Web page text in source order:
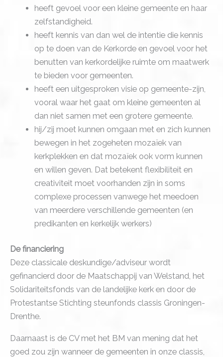
heeft gevoel voor een kleine gemeente en haar
zelfstandigheid.
heeft kennis van dan wel de intentie die kennis
op te doen van de Kerkorde en gevoel voor het
benutten van kerkordelijke ruimte om maatwerk
te bieden voor gemeenten.
heeft een uitgesproken visie op gemeente-zijn,
vooral waar het gaat om kleine gemeenten al
dan niet samen met een grotere gemeente.
hij/zij moet kunnen omgaan met en zich kunnen
bewegen in het zogeheten mozaïek van
kerkplekken en dat mozaïek ook vorm kunnen
en willen geven. Dat betekent flexibiliteit en
creativiteit moet voorhanden zijn in soms
complexe processen vanwege het meedoen
van meerdere verschillende gemeenten (en
predikanten en kerkelijk werkers)
De financiering
Deze classicale deskundige/adviseur wordt
gefinancierd door de Maatschappij van Welstand, het
Solidariteitsfonds van de landelijke kerk en door de
Protestantse Stichting steunfonds classis Groningen-
Drenthe.
Daarnaast is de CV met het BM van mening dat het
goed zou zijn wanneer de gemeenten in onze classis,